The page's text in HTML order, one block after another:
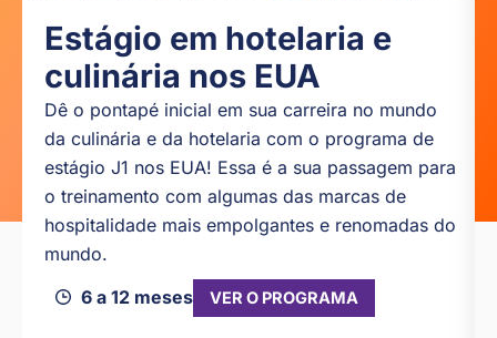
Estágio em hotelaria e
culinária nos EUA
Dê o pontapé inicial em sua carreira no mundo
da culinária e da hotelaria com o programa de
estágio J1 nos EUA! Essa é a sua passagem para
o treinamento com algumas das marcas de
hospitalidade mais empolgantes e renomadas do
mundo.
6 a 12 meses
VER O PROGRAMA